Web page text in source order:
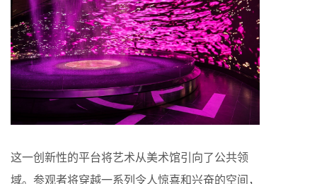
这一创新性的平台将艺术从美术馆引向了公共领
域。参观者将穿越一系列令人惊喜和兴奋的空间，